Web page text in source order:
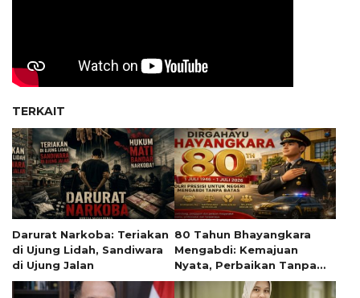
TERKAIT
Darurat Narkoba: Teriakan
di Ujung Lidah, Sandiwara
di Ujung Jalan
80 Tahun Bhayangkara
Mengabdi: Kemajuan
Nyata, Perbaikan Tanpa
Henti